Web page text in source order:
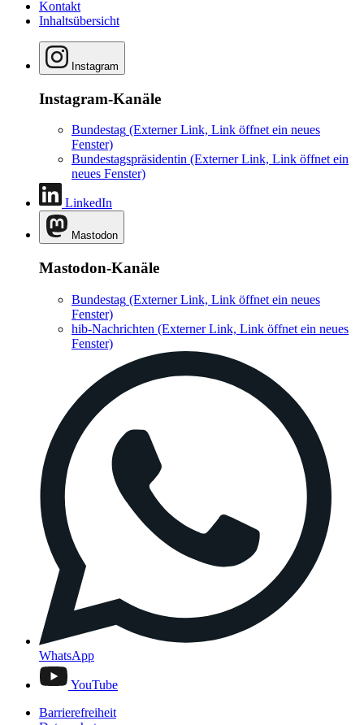
Kontakt
Inhaltsübersicht
Instagram
Instagram-Kanäle
Bundestag (Externer Link, Link öffnet ein neues
Fenster)
Bundestagspräsidentin (Externer Link, Link öffnet ein
neues Fenster)
LinkedIn
Mastodon
Mastodon-Kanäle
Bundestag (Externer Link, Link öffnet ein neues
Fenster)
hib-Nachrichten (Externer Link, Link öffnet ein neues
Fenster)
WhatsApp
YouTube
Barrierefreiheit